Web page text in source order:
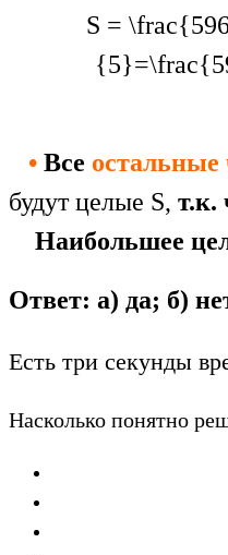
S =
• Все остальные
будут целые S, т.к.
Наибольшее
Ответ: а) да; б)
Есть три секунды
Насколько понятно